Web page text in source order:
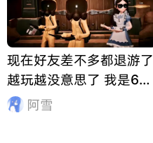
现在好友差不多都退游了
越玩越没意思了 我是6月
17号入坑的 你们是多少
阿雪